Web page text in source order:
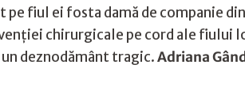
pe fiul ei fosta damă de companie
chirurgicale pe cord ale fiului
deznodământ tragic.Adriana